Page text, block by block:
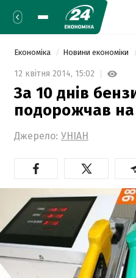
Економіка Новини економіки
12 квітня 2014, 15:02
За 10 днів
подорожчав
Джерело: УНІАН